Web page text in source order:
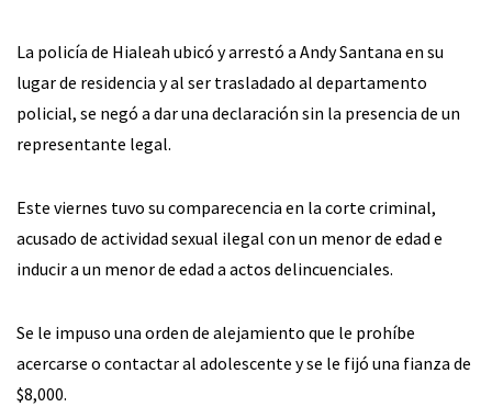
La policía de Hialeah ubicó y arrestó a Andy Santana en su
lugar de residencia y al ser trasladado al departamento
policial, se negó a dar una declaración sin la presencia de un
representante legal.
Este viernes tuvo su comparecencia en la corte criminal,
acusado de actividad sexual ilegal con un menor de edad e
inducir a un menor de edad a actos delincuenciales.
Se le impuso una orden de alejamiento que le prohíbe
acercarse o contactar al adolescente y se le fijó una fianza de
$8,000.